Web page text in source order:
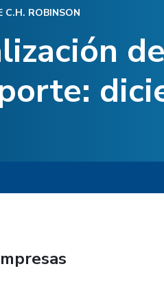
C.H. ROBINSON